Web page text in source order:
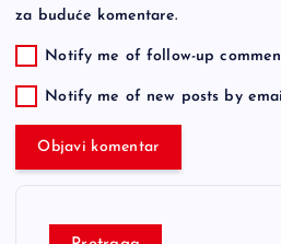
za buduće komentare.
Notify me of follow-up
Notify me of new posts by